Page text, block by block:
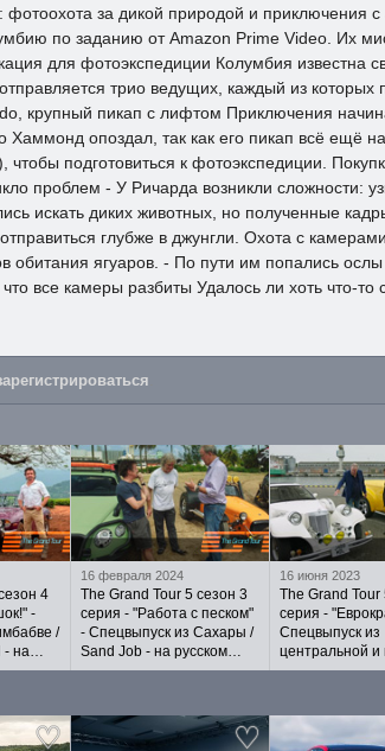
за дикой природой и приключения
по заданию от Amazon Prime Video. Их
для фотоэкспедиции Колумбия известна
трио ведущих, каждый из
крупный пикап с лифтом Приключения
опоздал, так как его пикап всё
чтобы подготовиться к фотоэкспедиции.
проблем - У Ричарда возникли сложности:
искать диких животных, но полученные
глубже в джунгли. Охота с
обитания ягуаров. - По пути им попались
все камеры разбиты Удалось ли хоть что-
4
-
/
- на
16 февраля 2024
The Grand Tour 5 сезон 3
серия - "Работа с песком"
- Спецвыпуск из Сахары /
Sand Job - на русском
языке
16 июня 2023
The Grand Tour
серия -
Спецвыпуск из
центральной и
Европы /